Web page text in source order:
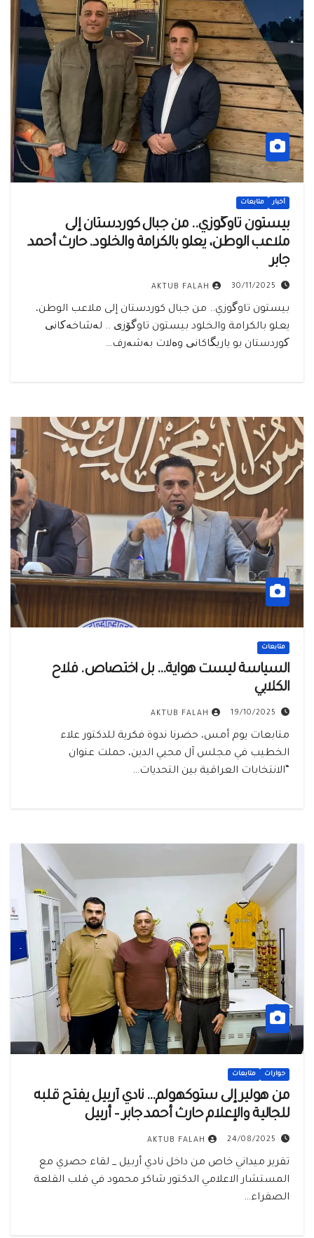
أخبار متابعات
بيستون تاوگوزي.. من جبال كوردستان إلى
ملاعب الوطن، يعلو بالكرامة والخلود. حارث أحمد
جابر
30/11/2025
AKTUB FALAH
بيستون تاوگوزي.. من جبال كوردستان إلى ملاعب الوطن،
يعلو بالكرامة والخلود بيستون تاوگۆزی .. لەشاخەکانی
کوردستان بو ياريگاكانی وەلات بەشەرف…
متابعات
السياسة ليست هواية… بل اختصاص. فلاح
الكلابي
19/10/2025
AKTUB FALAH
متابعات يوم أمس، حضرنا ندوة فكرية للدكتور علاء
الخطيب في مجلس آل محيي الدين، حملت عنوان
“الانتخابات العراقية بين التحديات…
حوارات متابعات
من هولير إلى ستوكهولم… نادي أربيل يفتح قلبه
للجالية والإعلام حارث أحمد جابر – أربيل
24/08/2025
AKTUB FALAH
تقرير ميداني خاص من داخل نادي أربيل _ لقاء حصري مع
المستشار الاعلامي الدكتور شاكر محمود في قلب القلعة
الصفراء…